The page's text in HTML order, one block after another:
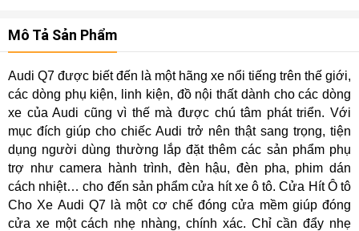
Mô Tả Sản Phẩm
Audi Q7 được biết đến là một hãng xe nổi tiếng trên thế giới,
các dòng phụ kiện, linh kiện, đồ nội thất dành cho các dòng
xe của Audi cũng vì thế mà được chú tâm phát triển. Với
mục đích giúp cho chiếc Audi trở nên thật sang trọng, tiện
dụng người dùng thường lắp đặt thêm các sản phẩm phụ
trợ như camera hành trình, đèn hậu, đèn pha, phim dán
cách nhiệt… cho đến sản phẩm cửa hít xe ô tô. Cửa Hít Ô tô
Cho Xe Audi Q7 là một cơ chế đóng cửa mềm giúp đóng
cửa xe một cách nhẹ nhàng, chính xác. Chỉ cần đẩy nhẹ